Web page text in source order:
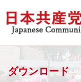
ダウンロード